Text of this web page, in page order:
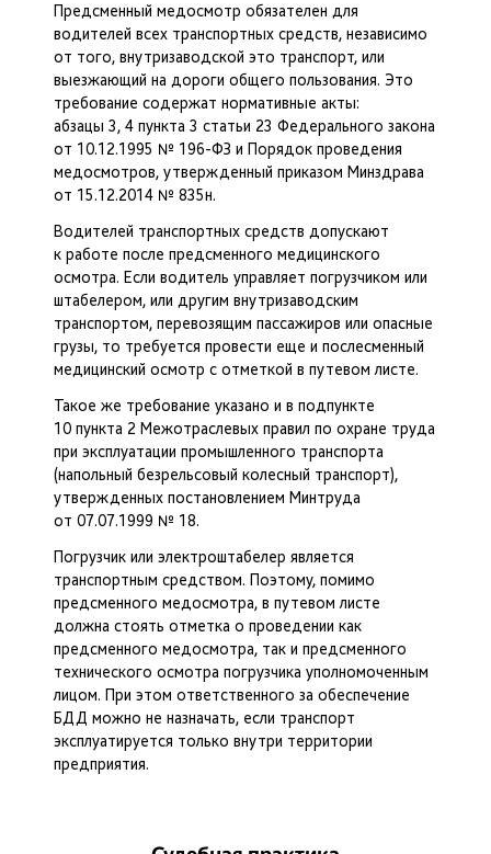
Предсменный медосмотр обязателен для
водителей всех транспортных средств, независимо
от того, внутризаводской это транспорт, или
выезжающий на дороги общего пользования. Это
требование содержат нормативные акты:
абзацы 3, 4 пункта 3 статьи 23 Федерального закона
от 10.12.1995 № 196-ФЗ и Порядок проведения
медосмотров, утвержденный приказом Минздрава
от 15.12.2014 № 835н.
Водителей транспортных средств допускают
к работе после предсменного медицинского
осмотра. Если водитель управляет погрузчиком или
штабелером, или другим внутризаводским
транспортом, перевозящим пассажиров или опасные
грузы, то требуется провести еще и послесменный
медицинский осмотр с отметкой в путевом листе.
Такое же требование указано и в подпункте
10 пункта 2 Межотраслевых правил по охране труда
при эксплуатации промышленного транспорта
(напольный безрельсовый колесный транспорт),
утвержденных постановлением Минтруда
от 07.07.1999 № 18.
Погрузчик или электроштабелер является
транспортным средством. Поэтому, помимо
предсменного медосмотра, в путевом листе
должна стоять отметка о проведении как
предсменного медосмотра, так и предсменного
технического осмотра погрузчика уполномоченным
лицом. При этом ответственного за обеспечение
БДД можно не назначать, если транспорт
эксплуатируется только внутри территории
предприятия.